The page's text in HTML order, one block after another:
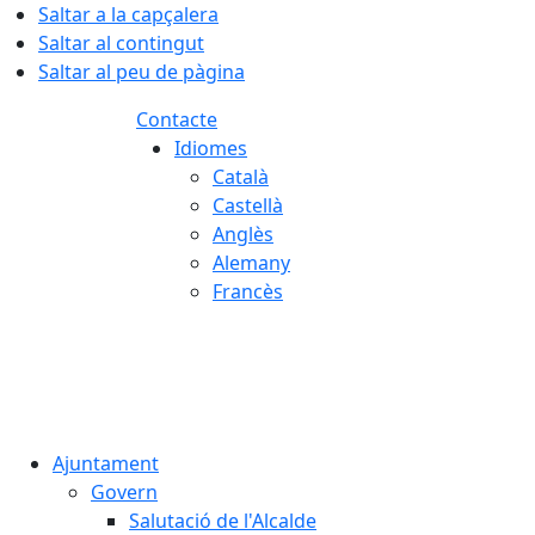
Saltar a la capçalera
Saltar al contingut
Saltar al peu de pàgina
Contacte
Idiomes
Català
Castellà
Anglès
Alemany
Francès
Ajuntament
Govern
Salutació de l'Alcalde